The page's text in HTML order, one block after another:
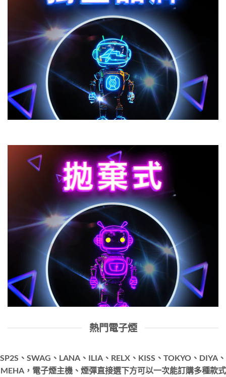
熱門電子煙
SP2S、SWAG、LANA、ILIA、RELX、KISS、TOKYO、DIYA、
MEHA，電子煙主機、煙彈直接選下方可以一次能訂購多種款式